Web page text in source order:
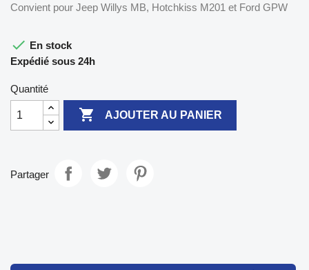
Convient pour Jeep Willys MB, Hotchkiss M201 et Ford GPW
 En stock
Expédié sous 24h
Quantité
 AJOUTER AU PANIER
Partager